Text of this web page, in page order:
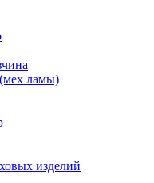
ламы)
изделий